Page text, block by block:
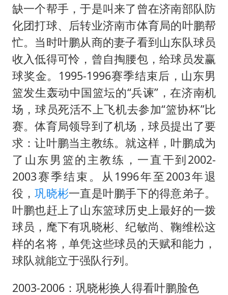
台当局重金为“台独”织“皇帝新衣”
几元成本的AI广告导致千万市值蒸发
老挝国会主席赛宋蓬逝世
白海豚将正面袭击贯穿浙江
酒店回应车内过夜被收150元
乐享全民健身 共筑健康中国
缺一个帮手，于是叫来了曾在济南部队防
化团打球、后转业济南市体育局的叶鹏帮
忙。当时叶鹏从商的妻子看到山东队球员
收入低得可怜，曾自掏腰包，给球员发赢
球奖金。1995-1996赛季结束后，山东男
篮发生轰动中国篮坛的“兵谏”，在济南机
场，球员死活不上飞机去参加“篮协杯”比
赛。体育局领导到了机场，球员提出了要
求：让叶鹏当主教练。就这样，叶鹏成为
了山东男篮的主教练，一直干到2002-
2003赛季结束。从1996年至2003年退
役，巩晓彬一直是叶鹏手下的得意弟子。
叶鹏也赶上了山东篮球历史上最好的一拨
球员，麾下有巩晓彬、纪敏尚、鞠维松这
样的名将，单凭这些球员的天赋和能力，
球队就能立于强队行列。
2003-2006：巩晓彬换人得看叶鹏脸色